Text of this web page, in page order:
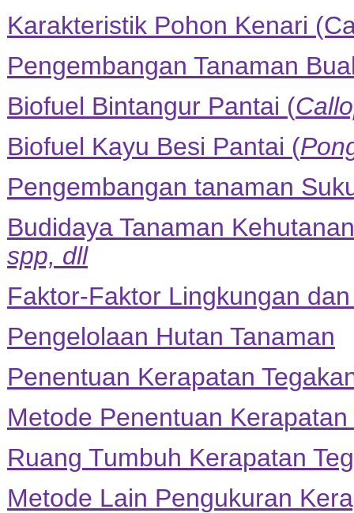
Karakteristik Pohon Kenari
Pengembangan Tanaman
Biofuel Bintangur Pantai (
Biofuel Kayu Besi Pantai (
Pengembangan tanaman
Budidaya Tanaman
spp, dll
Faktor-Faktor Lingkungan
Pengelolaan Hutan Tanaman
Penentuan Kerapatan
Metode Penentuan Kerapatan
Ruang Tumbuh Kerapatan
Metode Lain Pengukuran